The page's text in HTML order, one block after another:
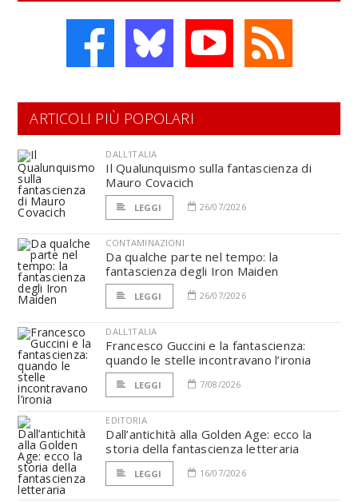
ARTICOLI PIÙ POPOLARI
DALL'ITALIA
Il Qualunquismo sulla fantascienza di
Mauro Covacich
LEGGI 26/07/2026
CONTAMINAZIONI
Da qualche parte nel tempo: la
fantascienza degli Iron Maiden
LEGGI 26/07/2026
DALL'ITALIA
Francesco Guccini e la fantascienza:
quando le stelle incontravano l’ironia
LEGGI 7/08/2026
EDITORIA
Dall’antichità alla Golden Age: ecco la
storia della fantascienza letteraria
LEGGI 16/07/2026